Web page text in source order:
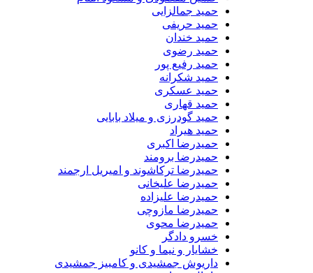
حمید جمالزایی
حمید حریفی
حمید خندان
حمید رضوی
حمید رفیع پور
حمید شکرانه
حمید عسکری
حمید قهاری
حمید گودرزی و میلاد بابایی
حمید هیراد
حمیدرضا اکبری
حمیدرضا برومند
حمیدرضا ترکاشوند و امیریل ارجمند
حمیدرضا علیخانی
حمیدرضا علیزاده
حمیدرضا مازوچی
حمیدرضا محوی
خسرو دادگر
خشایار و نیما و کانو
داریوش جمشیدی و کامبیز جمشیدی